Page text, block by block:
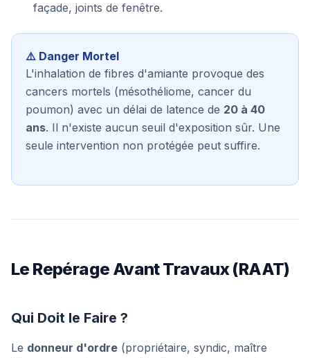
façade, joints de fenêtre.
⚠️ Danger Mortel
L'inhalation de fibres d'amiante provoque des
cancers mortels (mésothéliome, cancer du
poumon) avec un délai de latence de 20 à 40
ans. Il n'existe aucun seuil d'exposition sûr. Une
seule intervention non protégée peut suffire.
Le Repérage Avant Travaux (RAAT)
Qui Doit le Faire ?
Le donneur d'ordre (propriétaire, syndic, maître